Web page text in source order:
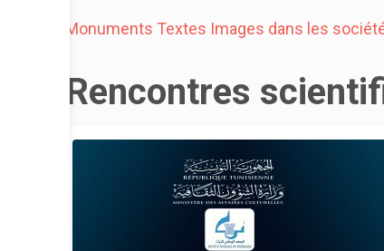
Monuments Textes Images dans les
Rencontres